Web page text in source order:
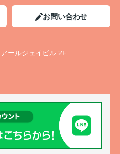
お問い合わせ
ールジェイビル 2F